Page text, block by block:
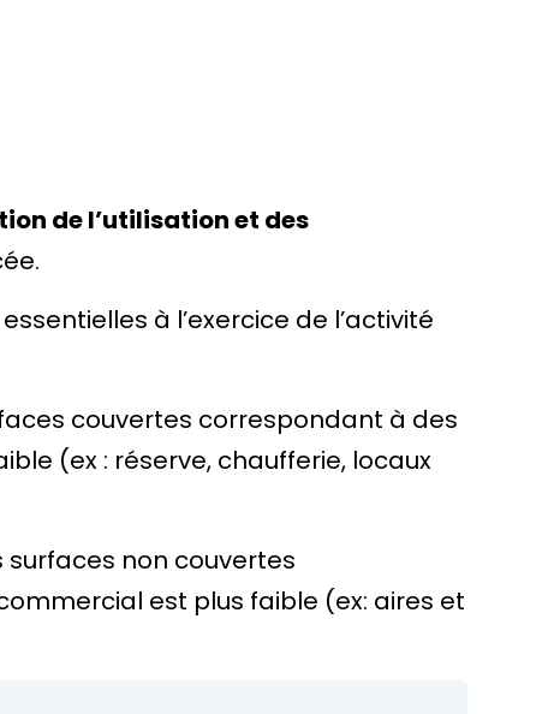
de l’utilisation et des
à l’exercice de l’activité
couvertes correspondant à des
(ex : réserve, chaufferie, locaux
surfaces non couvertes
est plus faible (ex: aires et